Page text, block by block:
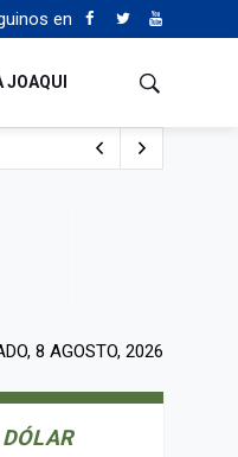
en
JOAQUI
8 AGOSTO, 2026